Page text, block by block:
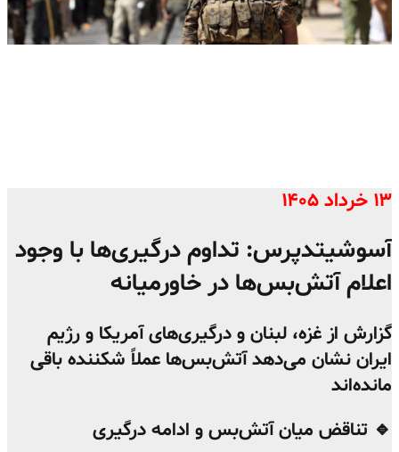
۱۳ خرداد ۱۴۰۵
آسوشیتدپرس: تداوم درگیری‌ها با وجود
اعلام آتش‌بس‌ها در خاورمیانه
گزارش از غزه، لبنان و درگیری‌های آمریکا و رژیم
ایران نشان می‌دهد آتش‌بس‌ها عملاً شکننده باقی
مانده‌اند
🔹 تناقض میان آتش‌بس و ادامه درگیری